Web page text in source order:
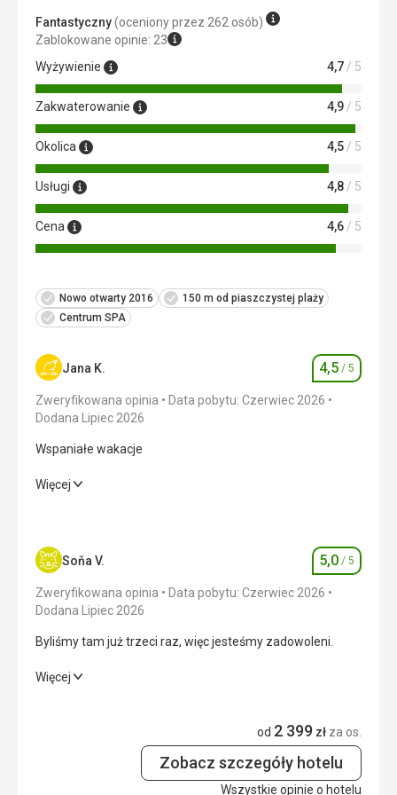
pomocą Google Translate
Fantastyczny(oceniony przez 262 osób)
Zablokowane opinie: 23
Wyżywienie
4,7 / 5
Zakwaterowanie 4,9 / 5
Okolica 4,5 / 5
Usługi 4,8 / 5
Cena 4,6 / 5
Nowo otwarty 2016
150 m od piaszczystej plaży
Centrum SPA
Jana K. Ocena
4,5 / 5
Zweryfikowana opinia
Data pobytu: Czerwiec 2026
Dodana Lipiec 2026
Wspaniałe wakacje
Wspaniałe wakacje
Zakwaterowanie 4,0/ 5
Okolica 4,0
Więcej
Soňa V. Ocena
5,0 / 5
Zweryfikowana opinia
Data pobytu: Czerwiec 2026
Dodana Lipiec 2026
Byliśmy tam już trzeci raz, więc jesteśmy zadowoleni.
Byliśmy tam już trzeci raz, więc jesteśmy zadowoleni.
5,0/ 5
5,0/ 5
Więcej
od 2 399 zł za os.
Zobacz szczegóły hotelu
Wszystkie opinie o hotelu